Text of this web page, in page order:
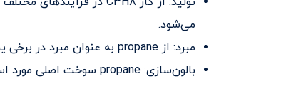
می‌شود.
مبرد: از propane به عنوان مبرد در برخی یخچال‌ها و فریزرها استفاده می‌شود.
بالون‌سازی: propane سوخت اصلی مورد استفاده در بالن‌های هوای گرم است.